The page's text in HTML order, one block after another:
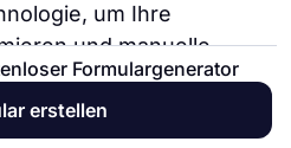
um Ihre
und manuelle
Mit forms.app können
Formulargenerator
erstellen